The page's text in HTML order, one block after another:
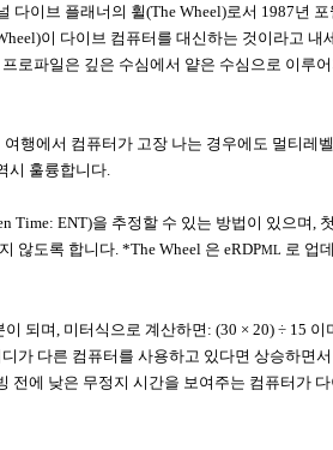
다이브 플래너의 휠(The Wheel)로서 1987년
이 다이브 컴퓨터를 대신하는 것이라고 내
로파일은 깊은 수심에서 얕은 수심으로 이루
여행에서 컴퓨터가 고장 나는 경우에도 멀티레
시 훌륭합니다.
Time: ENT)을 추정할 수 있는 방법이 있으며,
않도록 합니다. *The Wheel 은 eRDPML 로 업
이 되며, 미터식으로 계산하면 : (30 × 20) ÷ 15 이
가 다른 컴퓨터를 사용하고 있다면 상승하면
전에 낮은 무정지 시간을 보여주는 컴퓨터가